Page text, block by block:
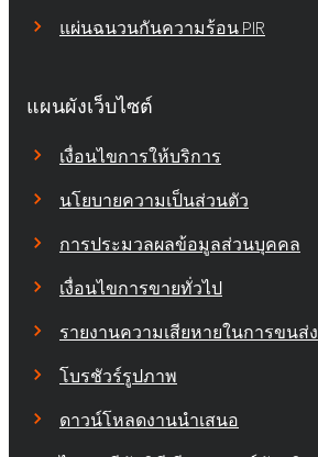
แผ่นฉนวนกันความร้อน PIR
แผนผังเว็บไซต์
เงื่อนไขการให้บริการ
นโยบายความเป็นส่วนตัว
การประมวลผลข้อมูลส่วนบุคคล
เงื่อนไขการขายทั่วไป
รายงานความเสียหายในการขนส่ง
โบรชัวร์รูปภาพ
ดาวน์โหลดงานนำเสนอ